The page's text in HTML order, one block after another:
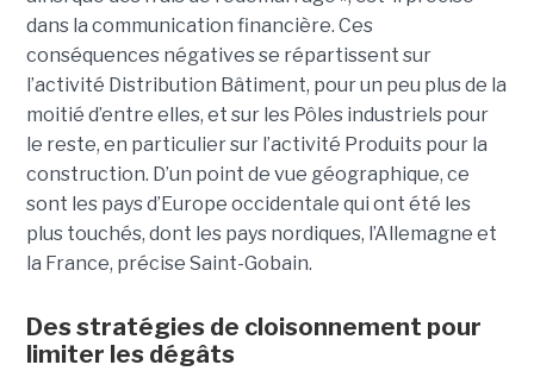
dans la communication financière. Ces
conséquences négatives se répartissent sur
l’activité Distribution Bâtiment, pour un peu plus de la
moitié d’entre elles, et sur les Pôles industriels pour
le reste, en particulier sur l’activité Produits pour la
construction. D’un point de vue géographique, ce
sont les pays d’Europe occidentale qui ont été les
plus touchés, dont les pays nordiques, l’Allemagne et
la France, précise Saint-Gobain.
Des stratégies de cloisonnement pour
limiter les dégâts